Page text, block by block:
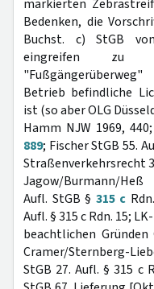
markierten
Bedenken, die
Buchst. c) StGB
eingreifen zu
Betrieb befindliche
ist (so aber OLG
Hamm NJW 1969,
889; Fischer StGB 55.
Straßenverkehrsrecht
Jagow/Burmann/
Aufl. StGB § 315 c
Aufl. § 315 c Rdn. 15;
beachtlichen Gründen
Cramer/Sternberg-
StGB 27. Aufl. § 315 c